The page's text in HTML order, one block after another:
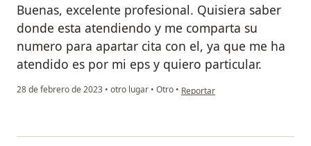
Buenas, excelente profesional. Quisiera saber
donde esta atendiendo y me comparta su
numero para apartar cita con el, ya que me ha
atendido es por mi eps y quiero particular.
28 de febrero de 2023 • otro lugar • Otro • en opinión del usuario Angelica
Reportar